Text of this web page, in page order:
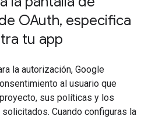
OAuth, especifica
tu app
la autorización, Google
al usuario que
sus políticas y los
Cuando configuras la